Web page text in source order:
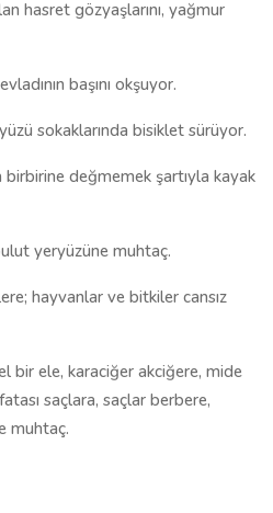
hasret gözyaşlarını, yağmur
başını okşuyor.
sokaklarında bisiklet sürüyor.
değmemek şartıyla kayak
yeryüzüne muhtaç.
hayvanlar ve bitkiler cansız
bir ele, karaciğer akciğere, mide
saçlara, saçlar berbere,
muhtaç.